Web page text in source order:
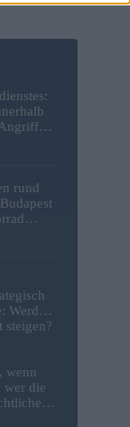
rund
Werden
steigen?
wenn
wer die